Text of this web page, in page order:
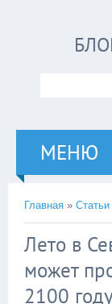
МЕНЮ
Главная » Статьи
Лето в
может
2100